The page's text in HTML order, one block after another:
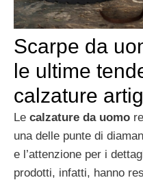
Scarpe da
le ultime
calzature
Le calzature da uomo
una delle punte di
e l’attenzione per i
prodotti, infatti, hanno